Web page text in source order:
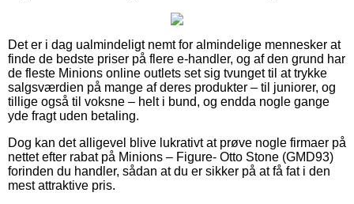
Det er i dag ualmindeligt nemt for almindelige mennesker at
finde de bedste priser på flere e-handler, og af den grund har
de fleste Minions online outlets set sig tvunget til at trykke
salgsværdien på mange af deres produkter – til juniorer, og
tillige også til voksne – helt i bund, og endda nogle gange
yde fragt uden betaling.
Dog kan det alligevel blive lukrativt at prøve nogle firmaer på
nettet efter rabat på Minions – Figure- Otto Stone (GMD93)
forinden du handler, sådan at du er sikker på at få fat i den
mest attraktive pris.